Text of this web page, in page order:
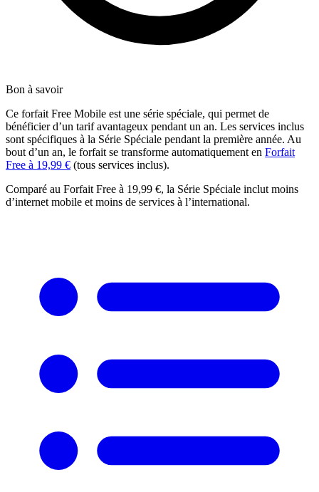
Bon à savoir
Ce forfait Free Mobile est une série spéciale, qui permet de
bénéficier d’un tarif avantageux pendant un an. Les services inclus
sont spécifiques à la Série Spéciale pendant la première année. Au
bout d’un an, le forfait se transforme automatiquement en Forfait
Free à 19,99 € (tous services inclus).
Comparé au Forfait Free à 19,99 €, la Série Spéciale inclut moins
d’internet mobile et moins de services à l’international.